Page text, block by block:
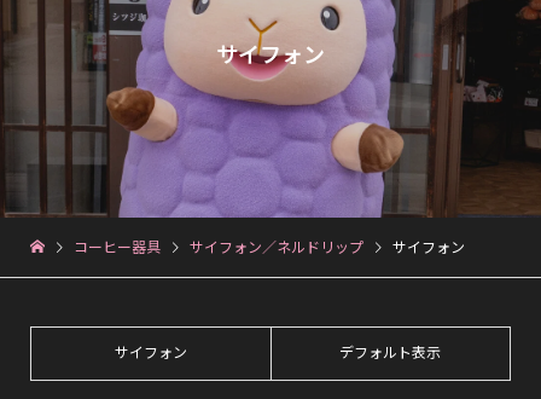
サイフォン
コーヒー器具 サイフォン／ネルドリップ サイフォン
サイフォン デフォルト表示